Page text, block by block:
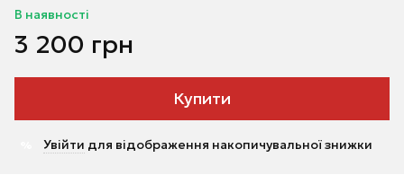
В наявності
3 200 грн
Купити
Увійти для відображення накопичувальної знижки